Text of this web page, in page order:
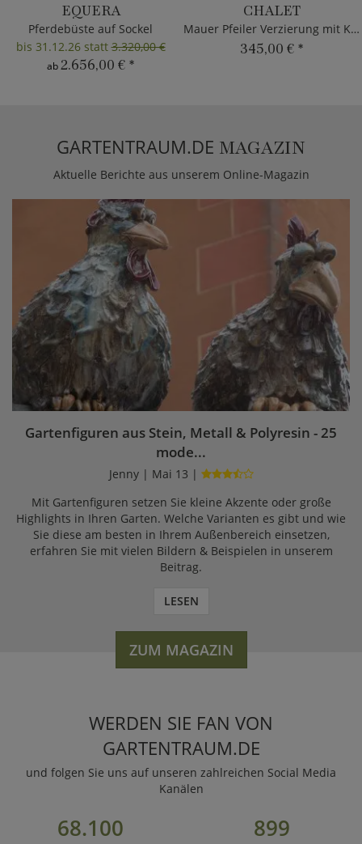
EQUERA
Pferdebüste auf Sockel
bis 31.12.26 statt3.320,00 €
ab2.656,00 € *
CHALET
Mauer Pfeiler Verzierung mit Kugel
345,00 € *
GARTENTRAUM.DE MAGAZIN
Aktuelle Berichte aus unserem Online-Magazin
Gartenfiguren aus Stein, Metall & Polyresin - 25
mode...
Jenny | Mai 13 |
Mit Gartenfiguren setzen Sie kleine Akzente oder große
Highlights in Ihren Garten. Welche Varianten es gibt und wie
Sie diese am besten in Ihrem Außenbereich einsetzen,
erfahren Sie mit vielen Bildern & Beispielen in unserem
Beitrag.
LESEN
ZUM MAGAZIN
WERDEN SIE FAN VON
GARTENTRAUM.DE
und folgen Sie uns auf unseren zahlreichen Social Media
Kanälen
68.100 899